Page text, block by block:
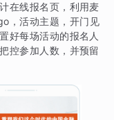
在线报名页，利用麦
，活动主题，开门见
好每场活动的报名人
控参加人数，并预留